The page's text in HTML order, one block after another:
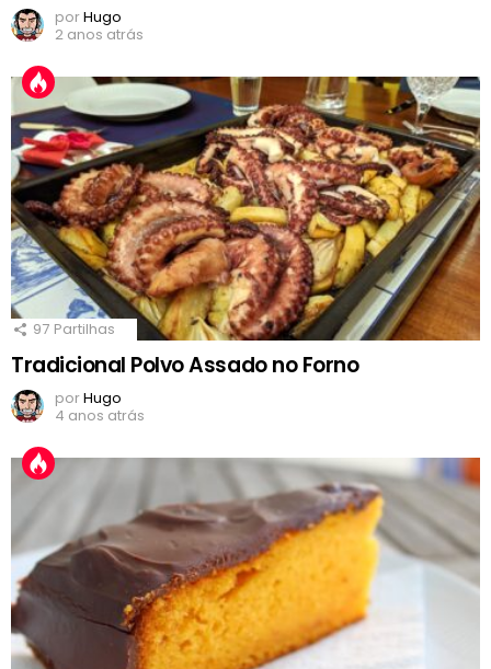
porHugo
2 anos atrás
97 Partilhas
Tradicional Polvo Assado no Forno
porHugo
4 anos atrás